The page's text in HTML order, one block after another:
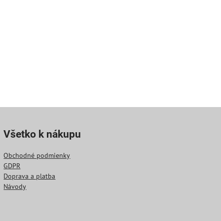
Všetko k nákupu
Obchodné podmienky
GDPR
Doprava a platba
Návody